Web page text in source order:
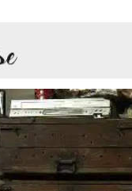
da
Psicanálise